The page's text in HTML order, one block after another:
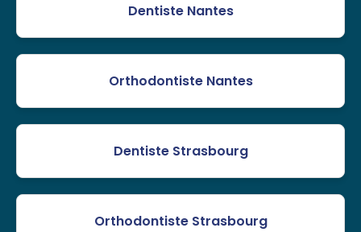
Dentiste Nantes
Orthodontiste Nantes
Dentiste Strasbourg
Orthodontiste Strasbourg